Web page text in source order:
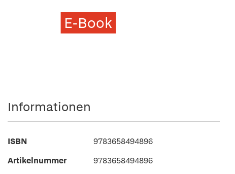
E-Book
Informationen
ISBN
9783658494896
Artikelnummer
9783658494896